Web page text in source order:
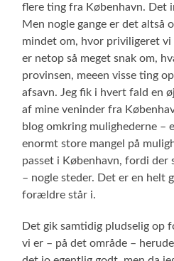
flere ting fra København. Det
Men nogle gange er det altså
mindet om, hvor priviligeret vi
er netop så meget snak om,
provinsen, meeen visse ting
afsavn. Jeg fik i hvert fald en
af mine veninder fra
blog omkring mulighederne –
enormt store mangel på
passet i København, fordi der
– nogle steder. Det er en helt
forældre står i.
Det gik samtidig pludselig op
vi er – på det område –